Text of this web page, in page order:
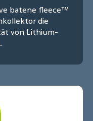
batene fleece™
die
von Lithium-